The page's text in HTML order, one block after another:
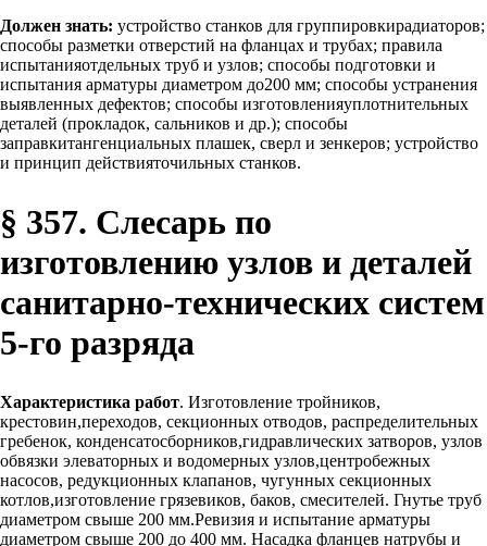
Должен знать: устройство станков для группировкирадиаторов;
способы разметки отверстий на фланцах и трубах; правила
испытанияотдельных труб и узлов; способы подготовки и
испытания арматуры диаметром до200 мм; способы устранения
выявленных дефектов; способы изготовленияуплотнительных
деталей (прокладок, сальников и др.); способы
заправкитангенциальных плашек, сверл и зенкеров; устройство
и принцип действияточильных станков.
§ 357. Слесарь по
изготовлению узлов и деталей
санитарно-технических систем
5-го разряда
Характеристика работ. Изготовление тройников,
крестовин,переходов, секционных отводов, распределительных
гребенок, конденсатосборников,гидравлических затворов, узлов
обвязки элеваторных и водомерных узлов,центробежных
насосов, редукционных клапанов, чугунных секционных
котлов,изготовление грязевиков, баков, смесителей. Гнутье труб
диаметром свыше 200 мм.Ревизия и испытание арматуры
диаметром свыше 200 до 400 мм. Насадка фланцев натрубы и